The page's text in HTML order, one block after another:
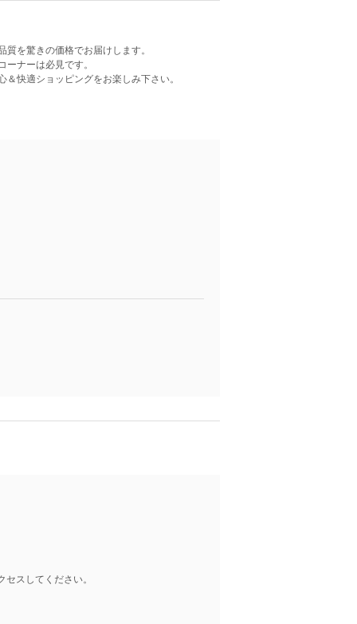
を驚きの価格でお届けします。
ナーは必見です。
快適ショッピングをお楽しみ下さい。
スしてください。